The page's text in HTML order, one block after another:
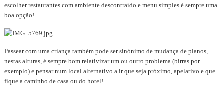
escolher restaurantes com ambiente descontraído e menu simples é sempre uma
boa opção!
Passear com uma criança também pode ser sinónimo de mudança de planos,
nestas alturas, é sempre bom relativizar um ou outro problema (birras por
exemplo) e pensar num local alternativo a ir que seja próximo, apelativo e que
fique a caminho de casa ou do hotel!